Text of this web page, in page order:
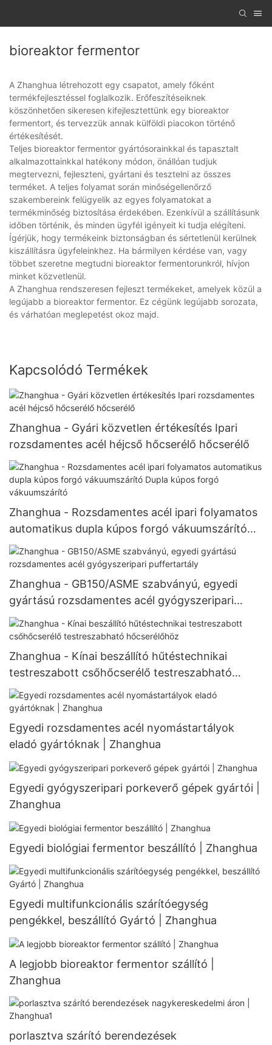
bioreaktor fermentor
A Zhanghua létrehozott egy csapatot, amely főként
termékfejlesztéssel foglalkozik. Erőfeszítéseiknek
köszönhetően sikeresen kifejlesztettünk egy bioreaktor
fermentort, és tervezzük annak külföldi piacokon történő
értékesítését.
Teljes bioreaktor fermentor gyártósorainkkal és tapasztalt
alkalmazottainkkal hatékony módon, önállóan tudjuk
megtervezni, fejleszteni, gyártani és tesztelni az összes
terméket. A teljes folyamat során minőségellenőrző
szakembereink felügyelik az egyes folyamatokat a
termékminőség biztosítása érdekében. Ezenkívül a szállításunk
időben történik, és minden ügyfél igényeit ki tudja elégíteni.
Ígérjük, hogy termékeink biztonságban és sértetlenül kerülnek
kiszállításra ügyfeleinkhez. Ha bármilyen kérdése van, vagy
többet szeretne megtudni bioreaktor fermentorunkról, hívjon
minket közvetlenül.
A Zhanghua rendszeresen fejleszt termékeket, amelyek közül a
legújabb a bioreaktor fermentor. Ez cégünk legújabb sorozata,
és várhatóan meglepetést okoz majd.
Kapcsolódó Termékek
Zhanghua - Gyári közvetlen értékesítés Ipari
rozsdamentes acél héjcső hőcserélő hőcserélő
Zhanghua - Rozsdamentes acél ipari folyamatos
automatikus dupla kúpos forgó vákuumszárító
Dupla kúpos forgó vákuumszárító
Zhanghua - GB150/ASME szabványú, egyedi
gyártású rozsdamentes acél gyógyszeripari
puffertartály
Zhanghua - Kínai beszállító hűtéstechnikai
testreszabott csőhőcserélő testreszabható
hőcserélőhöz
Egyedi rozsdamentes acél nyomástartályok
eladó gyártóknak | Zhanghua
Egyedi gyógyszeripari porkeverő gépek gyártói |
Zhanghua
Egyedi biológiai fermentor beszállító | Zhanghua
Egyedi multifunkcionális szárítóegység
pengékkel, beszállító Gyártó | Zhanghua
A legjobb bioreaktor fermentor szállító |
Zhanghua
porlasztva szárító berendezések